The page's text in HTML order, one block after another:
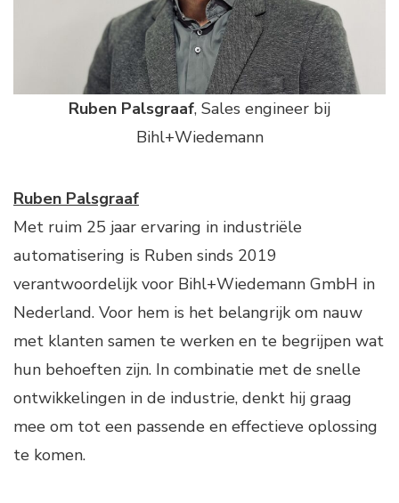
Ruben Palsgraaf, Sales engineer bij
Bihl+Wiedemann
Ruben Palsgraaf
Met ruim 25 jaar ervaring in industriële
automatisering is Ruben sinds 2019
verantwoordelijk voor Bihl+Wiedemann GmbH in
Nederland. Voor hem is het belangrijk om nauw
met klanten samen te werken en te begrijpen wat
hun behoeften zijn. In combinatie met de snelle
ontwikkelingen in de industrie, denkt hij graag
mee om tot een passende en effectieve oplossing
te komen.